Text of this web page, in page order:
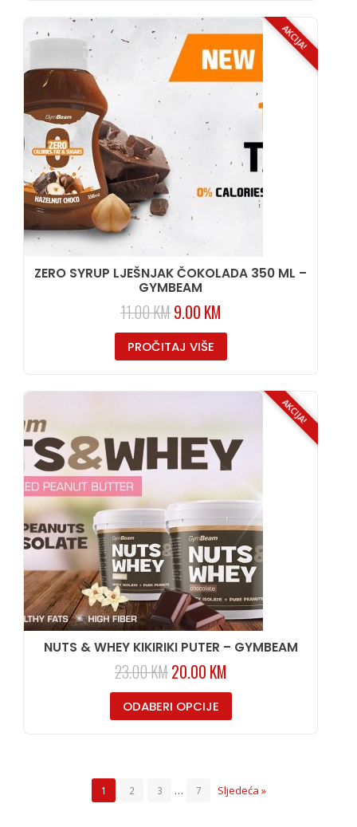
AKCIJA!
ZERO SYRUP LJEŠNJAK ČOKOLADA 350 ML –
GYMBEAM
11.00KM9.00 KM
PROČITAJ VIŠE
AKCIJA!
NUTS & WHEY KIKIRIKI PUTER – GYMBEAM
23.00KM20.00 KM
ODABERI OPCIJE
1 2 3 … 7 Sljedeća »